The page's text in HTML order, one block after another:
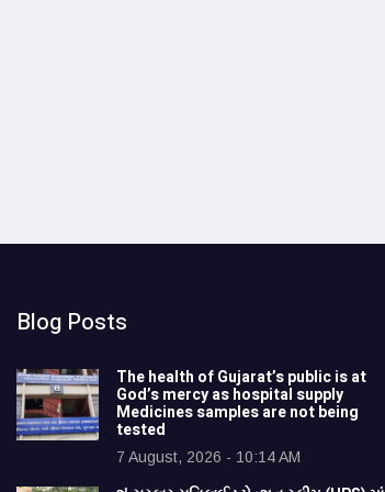
Blog Posts
The health of Gujarat’s public is at
God’s mercy as hospital supply
Medicines samples are not being
tested
7 August, 2026 - 10:14 AM